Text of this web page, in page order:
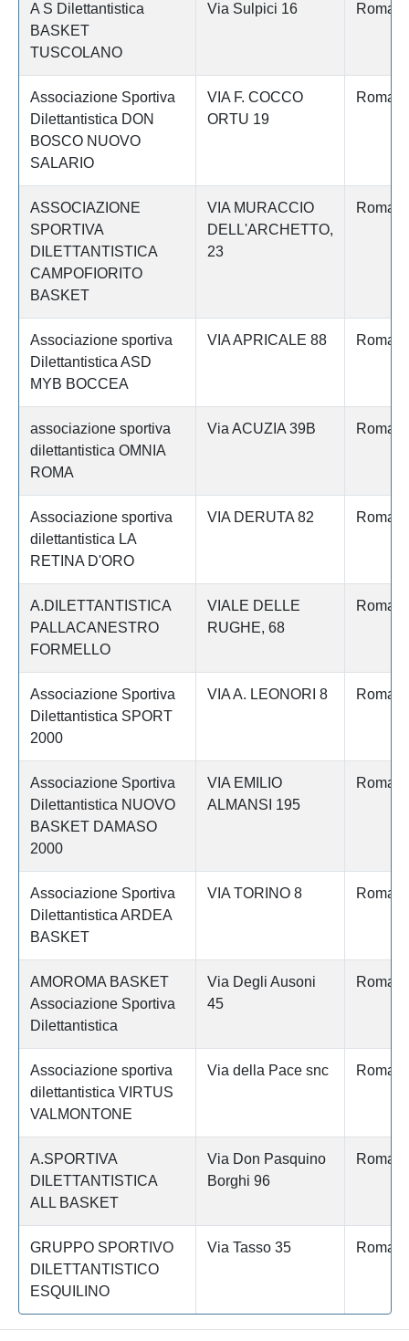
A S Dilettantistica
BASKET
TUSCOLANO
Via Sulpici 16 Roma
Associazione Sportiva
Dilettantistica DON
BOSCO NUOVO
SALARIO
VIA F. COCCO
ORTU 19
Roma
ASSOCIAZIONE
SPORTIVA
DILETTANTISTICA
CAMPOFIORITO
BASKET
VIA MURACCIO
DELL'ARCHETTO,
23
Roma
Associazione sportiva
Dilettantistica ASD
MYB BOCCEA
VIA APRICALE 88 Roma
associazione sportiva
dilettantistica OMNIA
ROMA
Via ACUZIA 39B Roma
Associazione sportiva
dilettantistica LA
RETINA D'ORO
VIA DERUTA 82 Roma
A.DILETTANTISTICA
PALLACANESTRO
FORMELLO
VIALE DELLE
RUGHE, 68
Roma
Associazione Sportiva
Dilettantistica SPORT
2000
VIA A. LEONORI 8 Roma
Associazione Sportiva
Dilettantistica NUOVO
BASKET DAMASO
2000
VIA EMILIO
ALMANSI 195
Roma
Associazione Sportiva
Dilettantistica ARDEA
BASKET
VIA TORINO 8 Roma
AMOROMA BASKET
Associazione Sportiva
Dilettantistica
Via Degli Ausoni
45
Roma
Associazione sportiva
dilettantistica VIRTUS
VALMONTONE
Via della Pace snc Roma
A.SPORTIVA
DILETTANTISTICA
ALL BASKET
Via Don Pasquino
Borghi 96
Roma
GRUPPO SPORTIVO
DILETTANTISTICO
ESQUILINO
Via Tasso 35 Roma